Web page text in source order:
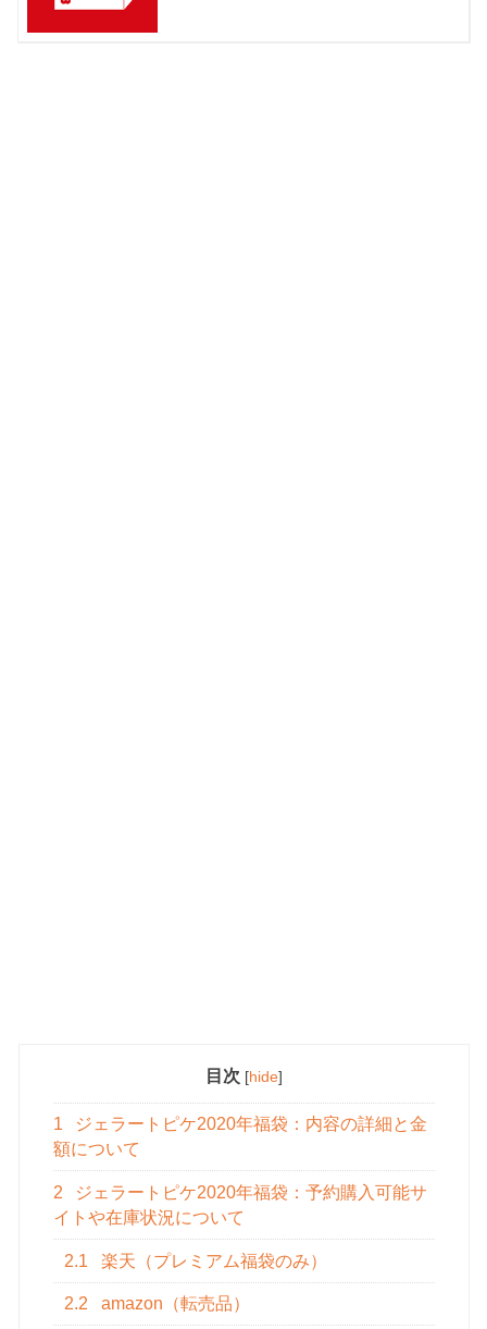
目次 [hide]
1
ジェラートピケ2020年福袋：内容の詳細と金
額について
2
ジェラートピケ2020年福袋：予約購入可能サ
イトや在庫状況について
2.1 楽天（プレミアム福袋のみ）
2.2 amazon（転売品）